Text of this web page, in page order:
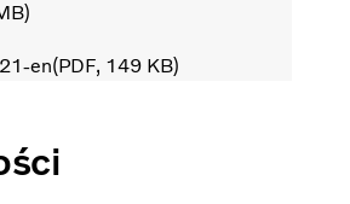
en PDF 149 KB